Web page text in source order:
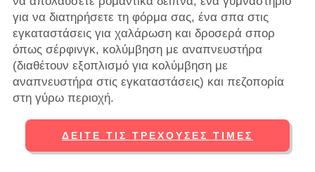
για να διατηρήσετε τη φόρμα σας, ένα σπα στις
εγκαταστάσεις για χαλάρωση και δροσερά σπορ
όπως σέρφινγκ, κολύμβηση με αναπνευστήρα
(διαθέτουν εξοπλισμό για κολύμβηση με
αναπνευστήρα στις εγκαταστάσεις) και πεζοπορία
στη γύρω περιοχή.
ΔΕΊΤΕ ΤΙΣ ΤΡΈΧΟΥΣΕΣ ΤΙΜΈΣ